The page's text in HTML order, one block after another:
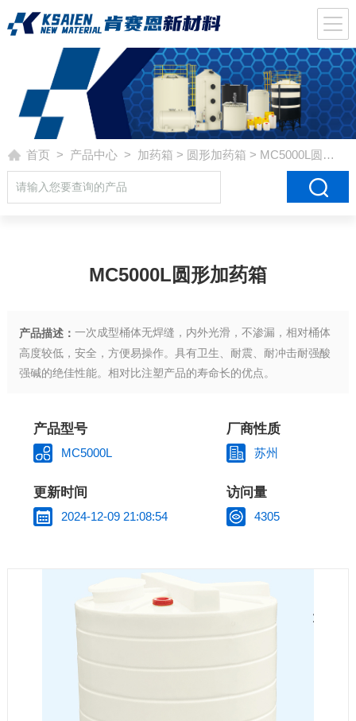
首页 > 产品中心> 加药箱 > 圆形加药箱 > MC5000L圆形加药箱
MC5000L圆形加药箱
产品描述： 一次成型桶体无焊缝，内外光滑，不渗漏，相对桶体
高度较低，安全，方便易操作。具有卫生、耐震、耐冲击耐强酸
强碱的绝佳性能。相对比注塑产品的寿命长的优点。
产品型号
MC5000L
厂商性质
苏州
更新时间
2024-12-09 21:08:54
访问量
4305